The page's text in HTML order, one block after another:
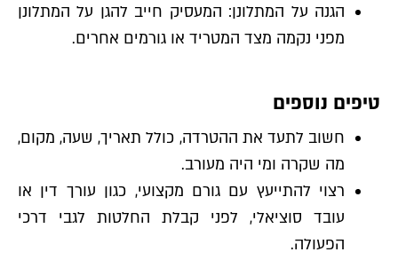
הגנה על המתלונן: המעסיק חייב להגן על המתלונן
מפני נקמה מצד המטריד או גורמים אחרים.
טיפים נוספים
חשוב לתעד את ההטרדה, כולל תאריך, שעה, מקום,
מה שקרה ומי היה מעורב.
רצוי להתייעץ עם גורם מקצועי, כגון עורך דין או
עובד סוציאלי, לפני קבלת החלטות לגבי דרכי
הפעולה.